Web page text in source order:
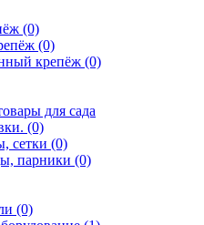
(0)
(0)
крепёж (0)
для сада
(0)
сетки (0)
парники (0)
(0)